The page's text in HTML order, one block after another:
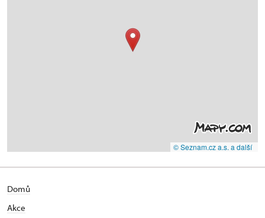
© Seznam.cz a.s. a další
Domů
Akce